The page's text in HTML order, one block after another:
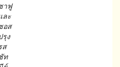
าฟู
ละ
อส
รุง
ส
ท